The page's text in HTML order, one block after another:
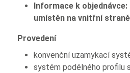
Informace k
umístěn na vnitřní
Provedení
konvenční uzamykací
systém podélného profilu